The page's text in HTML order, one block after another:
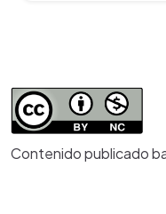
Contenido publicado